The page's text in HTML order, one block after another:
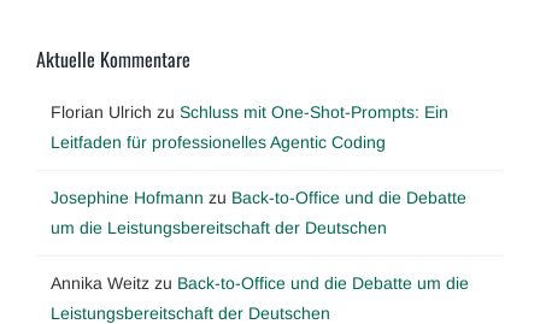
Aktuelle Kommentare
Florian Ulrich zu Schluss mit One-Shot-Prompts: Ein
Leitfaden für professionelles Agentic Coding
Josephine Hofmann zu Back-to-Office und die Debatte
um die Leistungsbereitschaft der Deutschen
Annika Weitz zu Back-to-Office und die Debatte um die
Leistungsbereitschaft der Deutschen